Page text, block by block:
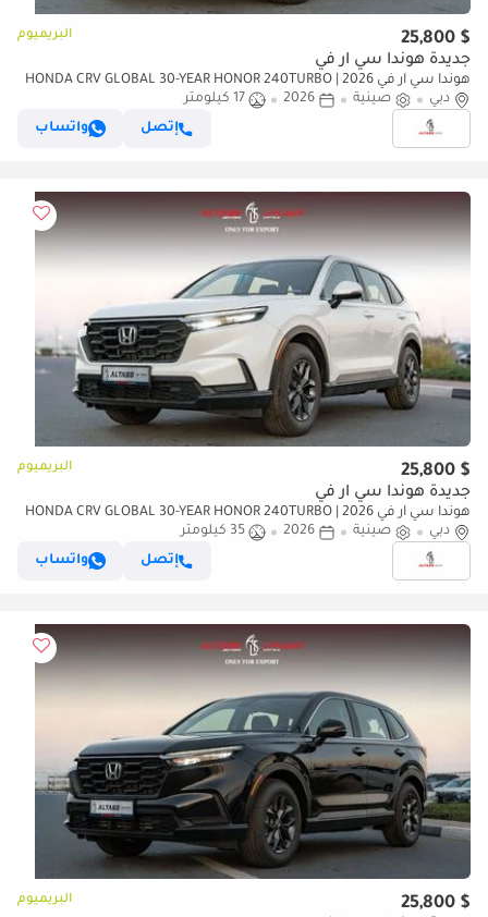
$ 25,800 البريميوم
جديدة هوندا سي آر في
هوندا سي آر في 2026 | HONDA CRV GLOBAL 30-YEAR HONOR 240TURBO
2WD VITALITY 5 SEATS[ EXPORT ONLY ]
دبي صينية 2026
17 كيلومتر
إتصل
واتساب
$ 25,800 البريميوم
جديدة هوندا سي آر في
هوندا سي آر في 2026 | HONDA CRV GLOBAL 30-YEAR HONOR 240TURBO
2WD VITALITY 5 SEATS[ EXPORT ONLY ]
دبي صينية 2026
35 كيلومتر
إتصل
واتساب
$ 25,800 البريميوم